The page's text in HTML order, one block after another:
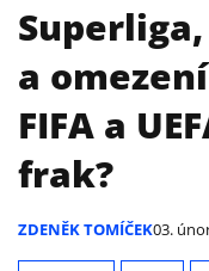
a
FIFA a
frak?
ZDENĚK TOMÍČEK03.